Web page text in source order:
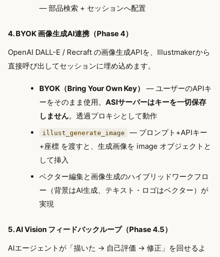
— 部品検索 + セッションへ配置
4. BYOK 画像生成AI連携（Phase 4）
OpenAI DALL-E / Recraft の画像生成APIを、Illustmakerから
直接呼び出してセッションに埋め込めます。
BYOK（Bring Your Own Key）
— ユーザーのAPIキ
ーをそのまま使用。 ASIサーバーはキーを一切保存
しません。透過プロキシとして動作
illust_generate_image
— プロンプト+APIキー
+座標 を渡すと、生成画像を image オブジェクトと
して挿入
ベクター編集と画像生成のハイブリッドワークフロ
ー（背景はAI生成、テキスト・ロゴはベクター）が
実現
5. AI Vision フィードバックループ（Phase 4.5）
AIエージェントが「描いた → 自己評価 → 修正」を回せるよ